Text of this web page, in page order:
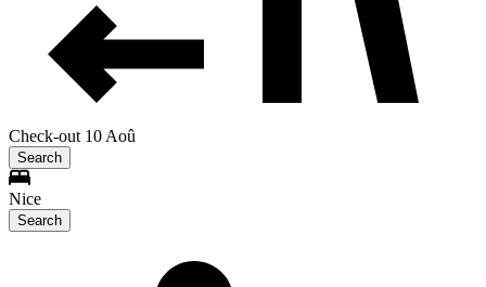
Check-out 10 Aoû
Search
Nice
Search